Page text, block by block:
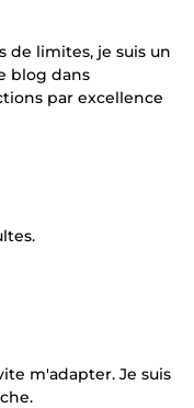
de limites, je suis un
blog dans
par excellence
m'adapter. Je suis